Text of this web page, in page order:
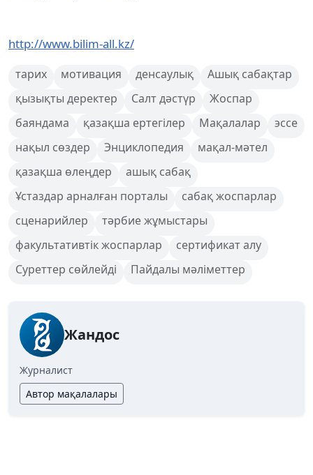
http://www.bilim-all.kz/
тарих мотивация денсаулық
Ашық сабақтар
қызықты деректер
Салт дәстүр
Жоспар
баяндама
қазақша ертегілер Мақалалар
эссе
нақыл сөздер
Энциклопедия
мақал-мәтел
қазақша өлеңдер
ашық сабақ
Ұстаздар арналған порталы
сабақ жоспарлар
сценарийлер
тәрбие жұмыстары
факультативтік жоспарлар
сертификат алу
Суреттер сөйлейді
Пайдалы мәліметтер
Жандос
Журналист
Автор мақалалары